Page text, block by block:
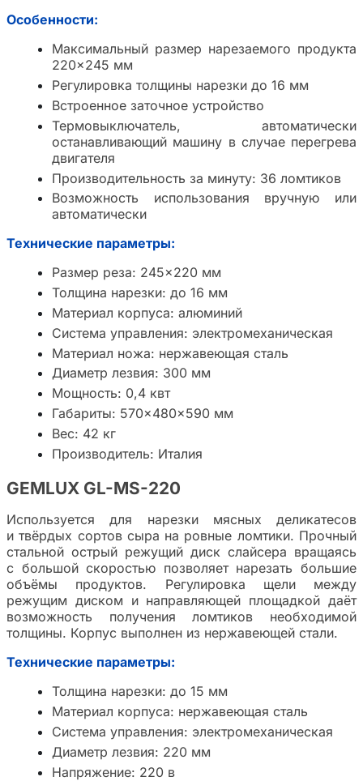
Особенности:
Максимальный размер нарезаемого продукта
220×245 мм
Регулировка толщины нарезки до 16 мм
Встроенное заточное устройство
Термовыключатель, автоматически
останавливающий машину в случае перегрева
двигателя
Производительность за минуту: 36 ломтиков
Возможность использования вручную или
автоматически
Технические параметры:
Размер реза: 245×220 мм
Толщина нарезки: до 16 мм
Материал корпуса: алюминий
Система управления: электромеханическая
Материал ножа: нержавеющая сталь
Диаметр лезвия: 300 мм
Мощность: 0,4 квт
Габариты: 570×480×590 мм
Вес: 42 кг
Производитель: Италия
GEMLUX GL-MS-220
Используется для нарезки мясных деликатесов
и твёрдых сортов сыра на ровные ломтики. Прочный
стальной острый режущий диск слайсера вращаясь
с большой скоростью позволяет нарезать большие
объёмы продуктов. Регулировка щели между
режущим диском и направляющей площадкой даёт
возможность получения ломтиков необходимой
толщины. Корпус выполнен из нержавеющей стали.
Технические параметры:
Толщина нарезки: до 15 мм
Материал корпуса: нержавеющая сталь
Система управления: электромеханическая
Диаметр лезвия: 220 мм
Напряжение: 220 в